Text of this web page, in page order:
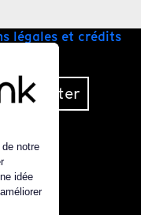
légales et crédits
contacter